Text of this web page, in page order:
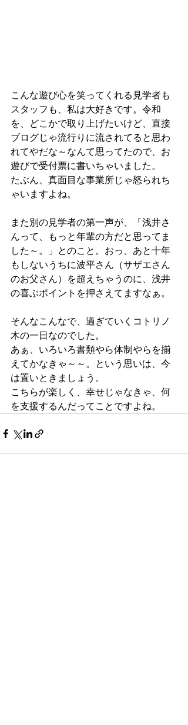
こんな遊び心を笑ってくれる見学者も
スタッフも、私は大好きです。令和
を、どこかで取り上げたいけど、直接
ブログじゃ流行りに流されてると思わ
れてやだな～なんて思ってたので、お
遊びで受付票に書いちゃいました。
たぶん、真面目な事業所じゃ怒られち
ゃいますよね。
また別の見学者の第一声が、「浅井さ
んって、もっと年輩の方だと思ってま
した～。」とのこと。おっ、あと十年
もしないうちに波平さん（サザエさん
のお父さん）を超えちゃうのに、浅井
の喜ぶポイントを押さえてますなぁ。
そんなこんなで、過ぎていくコトリノ
木の一日なのでした。
あぁ、いろいろ書類やら体制やらを揃
えてかなきゃ～～。という思いは、今
は置いときましょう。
こちらが楽しく、幸せじゃなきゃ、何
を支援するんだってことですよね。